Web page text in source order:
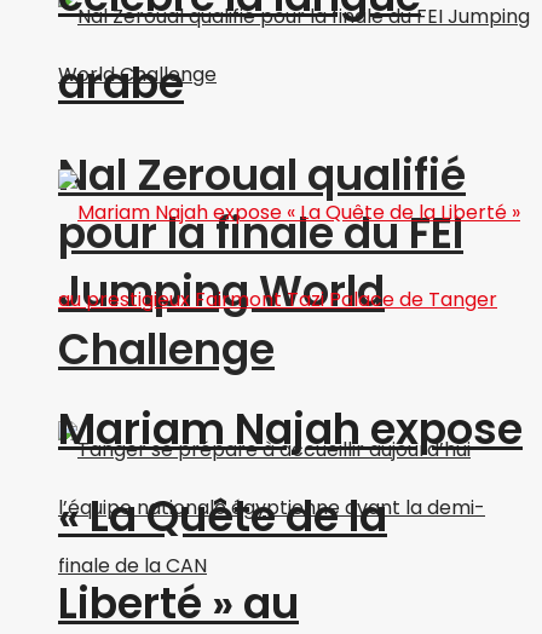
Nal Zeroual qualifié
pour la finale du FEI
Jumping World
Challenge
arabe
Mariam Najah expose
« La Quête de la
Liberté » au